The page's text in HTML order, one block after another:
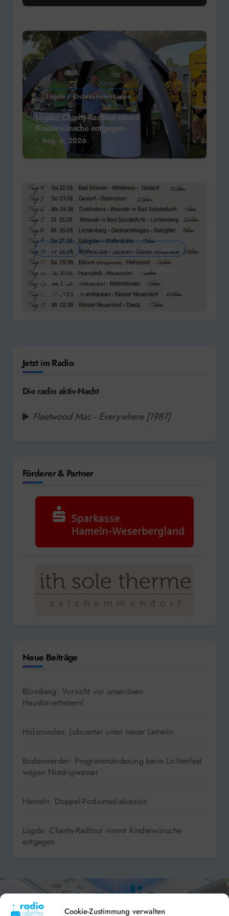
Cookie-Zustimmung verwalten
Lügde / Ostwestfalen-Lippe
Lügde: Charity-Radtour nimmt
Kinderwünsche entgegen
Aug. 6, 2026
Hameln Lügde / Ostwestfalen-Lippe
Lemgo/Hameln: Wanderung der Initiave
„Omas gegen Rechts“
Aug. 6, 2026
Jetzt im Radio
Die radio aktiv-Nacht
Fleetwood Mac - Everywhere [1987]
Förderer & Partner
Neue Beiträge
Blomberg: Vorsicht vor unseriösen
Haustürvertretern!
Holzminden: Jobcenter unter neuer Leiterin
Bodenwerder: Programmänderung beim Lichterfest
wegen Niedrigwasser
Hameln: Doppel-Podiumsdiskussion
Lügde: Charity-Radtour nimmt Kinderwünsche
entgegen